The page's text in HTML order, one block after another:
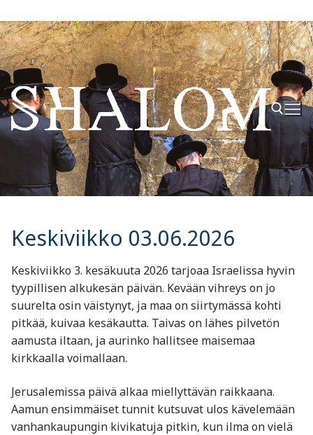
Hyppää
sisältöön
Hae:
Keskiviikko 03.06.2026
Keskiviikko 3. kesäkuuta 2026 tarjoaa Israelissa hyvin
tyypillisen alkukesän päivän. Kevään vihreys on jo
suurelta osin väistynyt, ja maa on siirtymässä kohti
pitkää, kuivaa kesäkautta. Taivas on lähes pilvetön
aamusta iltaan, ja aurinko hallitsee maisemaa
kirkkaalla voimallaan.
Jerusalemissa päivä alkaa miellyttävän raikkaana.
Aamun ensimmäiset tunnit kutsuvat ulos kävelemään
vanhankaupungin kivikatuja pitkin, kun ilma on vielä